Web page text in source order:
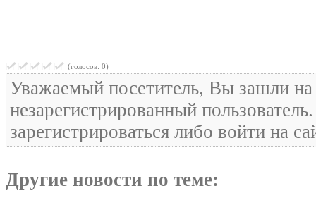
(голосов: 0)
Уважаемый посетитель, Вы зашли на
незарегистрированный
зарегистрироваться либо войти на
Другие новости по теме: